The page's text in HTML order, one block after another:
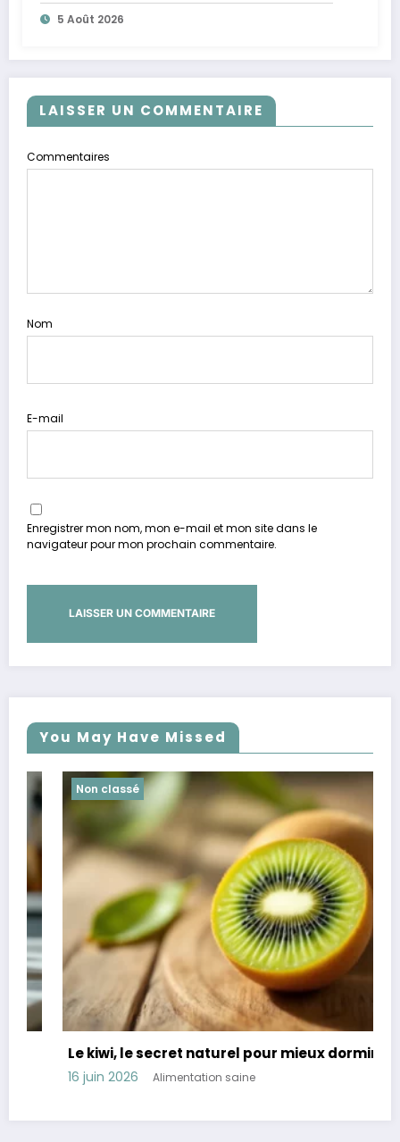
5 Août 2026
LAISSER UN COMMENTAIRE
Commentaires
Nom
E-mail
Enregistrer mon nom, mon e-mail et mon site dans le
navigateur pour mon prochain commentaire.
You May Have Missed
Non classé
Le kiwi, le secret naturel pour mieux dormir
16 juin 2026 Alimentation saine